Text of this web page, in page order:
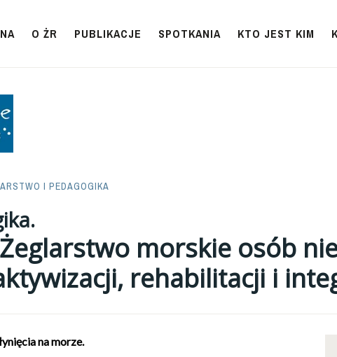
O ŻR PUBLIKACJE SPOTKANIA KTO JEST KIM
I PEDAGOGIKA
Żeglarstwo morskie osób
rehabilitacji i
na morze.